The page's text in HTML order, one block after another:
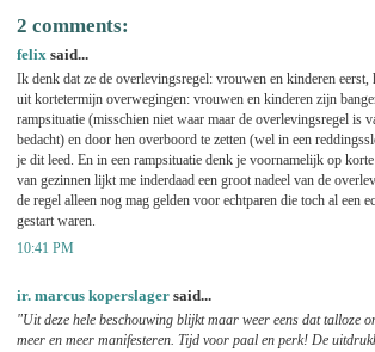
2 comments:
felix said...
Ik denk dat ze de overlevingsregel: vrouwen en kinderen eerst,
uit kortetermijn overwegingen: vrouwen en kinderen zijn
rampsituatie (misschien niet waar maar de overlevingsregel is
bedacht) en door hen overboord te zetten (wel in een
je dit leed. En in een rampsituatie denk je voornamelijk op
van gezinnen lijkt me inderdaad een groot nadeel van de
de regel alleen nog mag gelden voor echtparen die toch al een
gestart waren.
10:41 PM
ir. marcus koperslager said...
"Uit deze hele beschouwing blijkt maar weer eens dat talloze
meer en meer manifesteren. Tijd voor paal en perk! De